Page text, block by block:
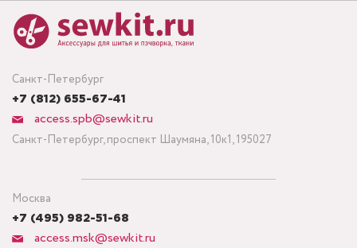
Санкт-Петербург
+7 (812) 655-67-41
access.spb@sewkit.ru
Санкт-Петербург, проспект Шаумяна, 10к1, 195027
Москва
+7 (495) 982-51-68
access.msk@sewkit.ru